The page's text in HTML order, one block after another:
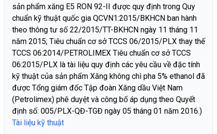
sản phẩm xăng E5 RON 92-II được quy định trong Quy
chuẩn kỹ thuật quốc gia QCVN1:2015/BKHCN ban hành
theo thông tư số 22/2015/TT-BKHCN ngày 11 tháng 11
năm 2015; Tiêu chuẩn cơ sở TCCS 06/2015/PLX thay thế
TCCS 06:2014/PETROLIMEX Tiêu chuẩn cơ sở TCCS
06:2015/PLX là tài liệu quy định các yêu cầu về đặc tính
kỹ thuật của sản phẩm Xăng không chì pha 5% ethanol đã
được Tổng giám đốc Tập đoàn Xăng dầu Việt Nam
(Petrolimex) phê duyệt và công bố áp dụng theo Quyết
định số: 005/PLX-QĐ-TGĐ ngày 05 tháng 01 năm 2016.)
Tài liệu kỹ thuật